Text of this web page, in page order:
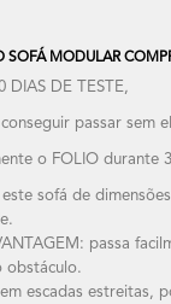
SOFÁ MODULAR
DIAS DE TESTE,
passar sem
o FOLIO durante
este sofá de
passa
obstáculo.
escadas estreitas,